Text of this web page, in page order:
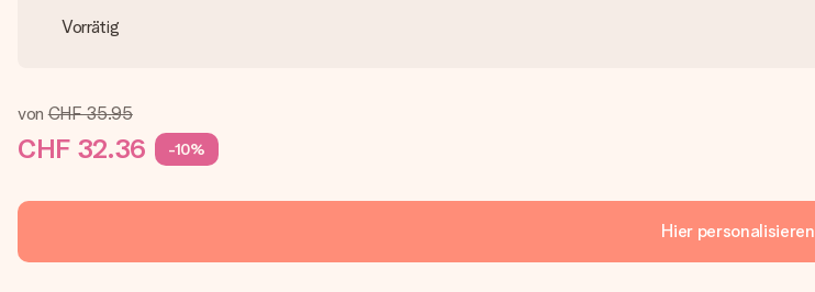
Vorrätig
von CHF 35.95
CHF 32.36 -10%
Hier personalisieren